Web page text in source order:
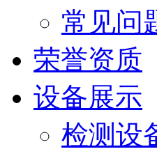
常见问
荣誉资质
设备展示
检测设